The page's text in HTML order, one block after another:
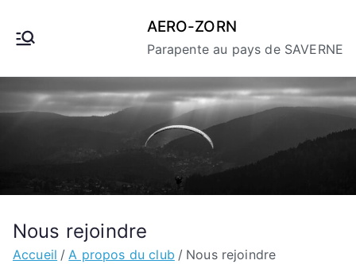
AERO-ZORN
Parapente au pays de SAVERNE
Nous rejoindre
Accueil A propos du club Nous rejoindre